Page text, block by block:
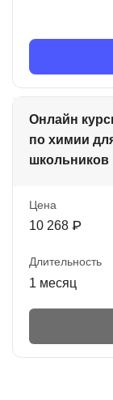
Онлайн
по химии
школьников
Цена
10 268 ₽
Длительность
1 месяц